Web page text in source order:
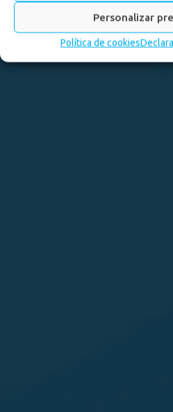
Personalizar
Política de cookies